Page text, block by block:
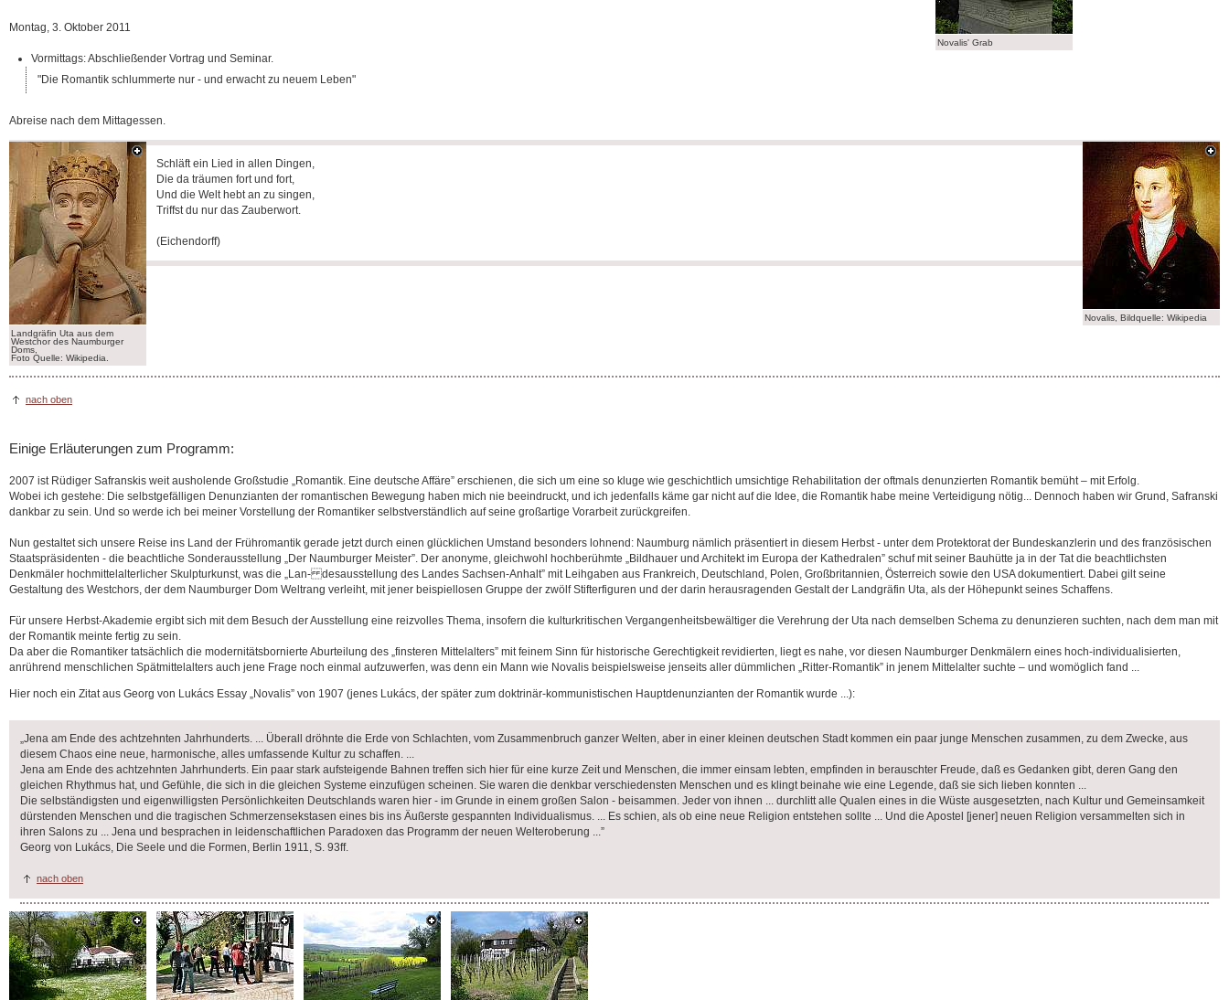
Novalis' Grab
Montag, 3. Oktober 2011
Vormittags: Abschließender Vortrag und Seminar.
Die Romantik schlummerte nur - und erwacht zu neuem Leben
Abreise nach dem Mittagessen.
Landgräfin Uta aus dem
Westchor des Naumburger
Doms,
Foto Quelle: Wikipedia.
Novalis, Bildquelle: Wikipedia
Schläft ein Lied in allen Dingen,
Die da träumen fort und fort,
Und die Welt hebt an zu singen,
Triffst du nur das Zauberwort.
(Eichendorff)
nach oben
Einige Erläuterungen zum Programm:
2007 ist Rüdiger Safranskis weit ausholende Großstudie „Romantik. Eine deutsche Affäre” erschienen, die sich um eine so kluge wie geschichtlich umsichtige Rehabilitation der oftmals denunzierten Romantik bemüht ‒ mit Erfolg.
Wobei ich gestehe: Die selbstgefälligen Denunzianten der romantischen Bewegung haben mich nie beeindruckt, und ich jedenfalls käme gar nicht auf die Idee, die Romantik habe meine Verteidigung nötig... Dennoch haben wir Grund, Safranski
dankbar zu sein. Und so werde ich bei meiner Vorstellung der Romantiker selbstverständlich auf seine großartige Vorarbeit zurückgreifen.
Nun gestaltet sich unsere Reise ins Land der Frühromantik gerade jetzt durch einen glücklichen Umstand besonders lohnend: Naumburg nämlich präsentiert in diesem Herbst - unter dem Protektorat der Bundeskanzlerin und des französischen
Staatspräsidenten - die beachtliche Sonderausstellung „Der Naumburger Meister”. Der anonyme, gleichwohl hochberühmte „Bildhauer und Architekt im Europa der Kathedralen” schuf mit seiner Bauhütte ja in der Tat die beachtlichsten
Denkmäler hochmittelalterlicher Skulpturkunst, was die „Lan- desausstellung des Landes Sachsen-Anhalt” mit Leihgaben aus Frankreich, Deutschland, Polen, Großbritannien, Österreich sowie den USA dokumentiert. Dabei gilt seine
Gestaltung des Westchors, der dem Naumburger Dom Weltrang verleiht, mit jener beispiellosen Gruppe der zwölf Stifterfiguren und der darin herausragenden Gestalt der Landgräfin Uta, als der Höhepunkt seines Schaffens.
Für unsere Herbst-Akademie ergibt sich mit dem Besuch der Ausstellung eine reizvolles Thema, insofern die kulturkritischen Vergangenheitsbewältiger die Verehrung der Uta nach demselben Schema zu denunzieren suchten, nach dem man mit
der Romantik meinte fertig zu sein.
Da aber die Romantiker tatsächlich die modernitätsbornierte Aburteilung des „finsteren Mittelalters” mit feinem Sinn für historische Gerechtigkeit revidierten, liegt es nahe, vor diesen Naumburger Denkmälern eines hoch-individualisierten,
anrührend menschlichen Spätmittelalters auch jene Frage noch einmal aufzuwerfen, was denn ein Mann wie Novalis beispielsweise jenseits aller dümmlichen „Ritter-Romantik” in jenem Mittelalter suchte ‒ und womöglich fand ...
Hier noch ein Zitat aus Georg von Lukács Essay „Novalis” von 1907 (jenes Lukács, der später zum doktrinär-kommunistischen Hauptdenunzianten der Romantik wurde ...):
„Jena am Ende des achtzehnten Jahrhunderts. ... Überall dröhnte die Erde von Schlachten, vom Zusammenbruch ganzer Welten, aber in einer kleinen deutschen Stadt kommen ein paar junge Menschen zusammen, zu dem Zwecke, aus
diesem Chaos eine neue, harmonische, alles umfassende Kultur zu schaffen. ...
Jena am Ende des achtzehnten Jahrhunderts. Ein paar stark aufsteigende Bahnen treffen sich hier für eine kurze Zeit und Menschen, die immer einsam lebten, empfinden in berauschter Freude, daß es Gedanken gibt, deren Gang den
gleichen Rhythmus hat, und Gefühle, die sich in die gleichen Systeme einzufügen scheinen. Sie waren die denkbar verschiedensten Menschen und es klingt beinahe wie eine Legende, daß sie sich lieben konnten ...
Die selbständigsten und eigenwilligsten Persönlichkeiten Deutschlands waren hier - im Grunde in einem großen Salon - beisammen. Jeder von ihnen ... durchlitt alle Qualen eines in die Wüste ausgesetzten, nach Kultur und Gemeinsamkeit
dürstenden Menschen und die tragischen Schmerzensekstasen eines bis ins Äußerste gespannten Individualismus. ... Es schien, als ob eine neue Religion entstehen sollte ... Und die Apostel [jener] neuen Religion versammelten sich in
ihren Salons zu ... Jena und besprachen in leidenschaftlichen Paradoxen das Programm der neuen Welteroberung ...”
Georg von Lukács, Die Seele und die Formen, Berlin 1911, S. 93ff.
nach oben